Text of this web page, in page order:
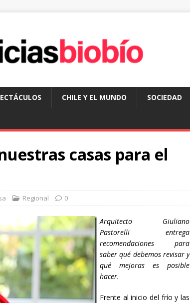
CHILE Y EL MUNDO SOCIEDAD
casas para el
Regional 0
Arquitecto Giuliano
Pastorelli entrega
recomendaciones para
saber qué debemos revisar y
qué mejoras es posible
hacer.
Frente al inicio del frío y las